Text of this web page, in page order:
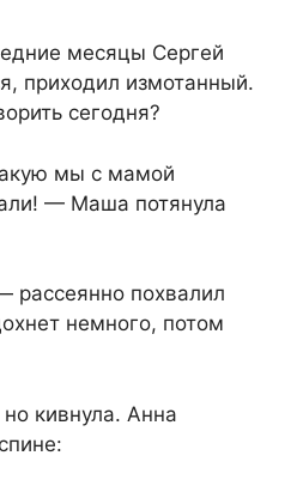
месяцы Сергей
приходил измотанный.
сегодня?
мы с мамой
— Маша потянула
рассеянно похвалил
немного, потом
кивнула. Анна